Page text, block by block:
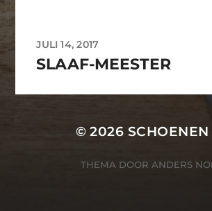
JULI 14, 2017
SLAAF-MEESTER
© 2026
THEMA DOOR ANDERS